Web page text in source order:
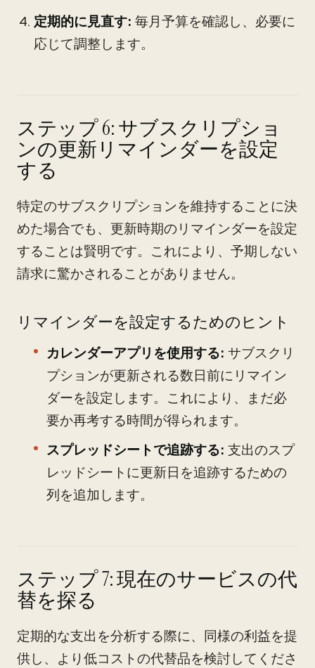
定期的に見直す: 毎月予算を確認し、必要に
応じて調整します。
ステップ 6: サブスクリプショ
ンの更新リマインダーを設定
する
特定のサブスクリプションを維持することに決
めた場合でも、更新時期のリマインダーを設定
することは賢明です。これにより、予期しない
請求に驚かされることがありません。
リマインダーを設定するためのヒント
カレンダーアプリを使用する: サブスクリ
プションが更新される数日前にリマイン
ダーを設定します。これにより、まだ必
要か再考する時間が得られます。
スプレッドシートで追跡する: 支出のスプ
レッドシートに更新日を追跡するための
列を追加します。
ステップ 7: 現在のサービスの代
替を探る
定期的な支出を分析する際に、同様の利益を提
供し、より低コストの代替品を検討してくださ